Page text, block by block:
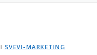
SVEVI-MARKETING